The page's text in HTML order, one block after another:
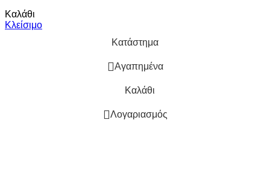
Καλάθι
Κλείσιμο
Κατάστημα
Αγαπημένα
Καλάθι
Λογαριασμός